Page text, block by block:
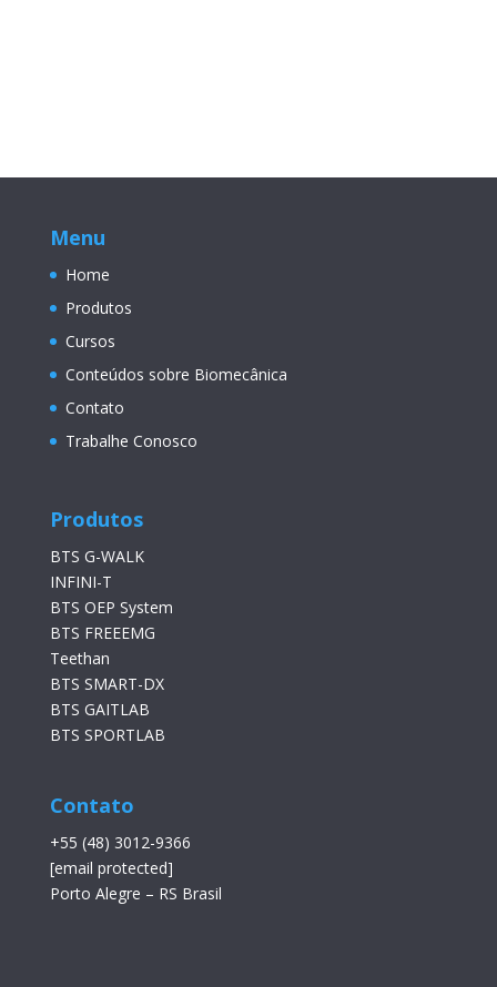
Menu
Home
Produtos
Cursos
Conteúdos sobre Biomecânica
Contato
Trabalhe Conosco
Produtos
BTS G-WALK
INFINI-T
BTS OEP System
BTS FREEEMG
Teethan
BTS SMART-DX
BTS GAITLAB
BTS SPORTLAB
Contato
+55 (48) 3012-9366
[email protected]
Porto Alegre – RS Brasil